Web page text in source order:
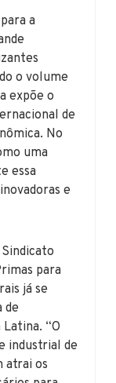
a
o volume
expõe o
de
No
uma
essa
e
para
já se
de
“O
industrial de
atrai os